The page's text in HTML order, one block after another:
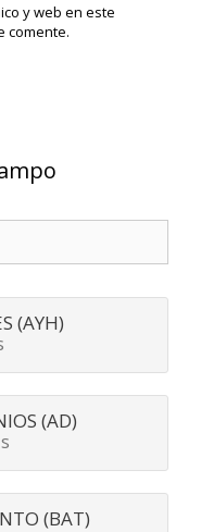
y web en este
comente.
(AYH)
(AD)
(BAT)